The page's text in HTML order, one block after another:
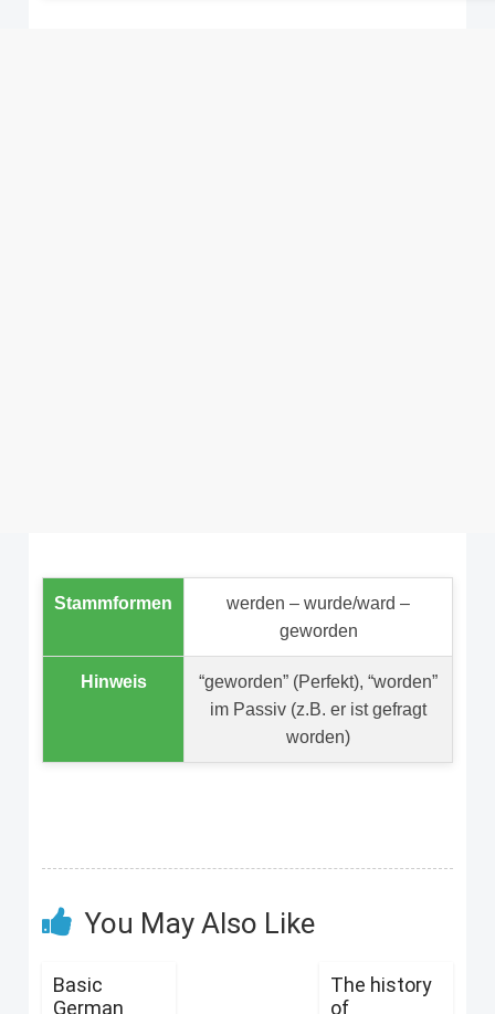
Stammformen
werden – wurde/ward –
geworden
Hinweis
“geworden” (Perfekt), “worden”
im Passiv (z.B. er ist gefragt
worden)
You May Also Like
Basic
German
The history
of